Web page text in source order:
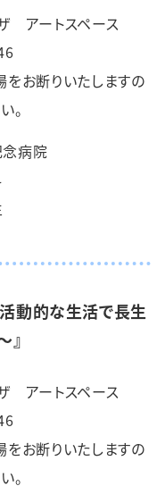
アートスペース
お断りいたしますの
。
病院
動的な生活で長生
』
アートスペース
お断りいたしますの
。